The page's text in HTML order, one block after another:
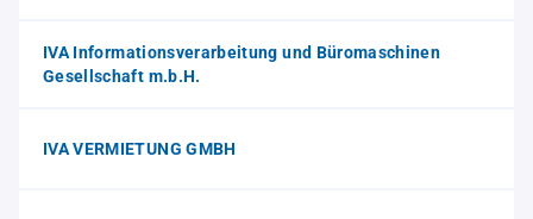
IVA Informationsverarbeitung und Büromaschinen
Gesellschaft m.b.H.
IVA VERMIETUNG GMBH